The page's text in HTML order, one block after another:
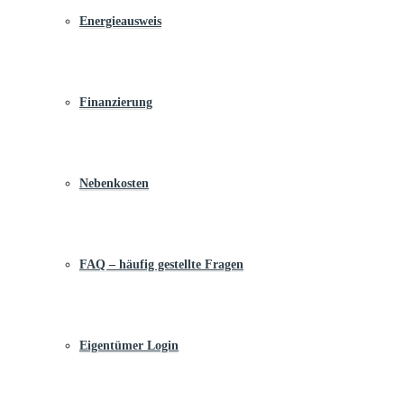
Energieausweis
Finanzierung
Nebenkosten
FAQ – häufig gestellte Fragen
Eigentümer Login